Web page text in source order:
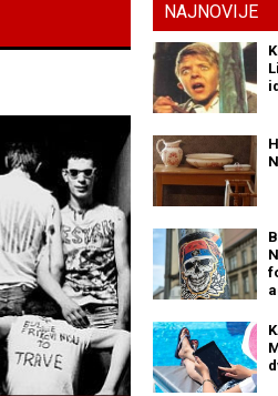
NAJNOVIJE